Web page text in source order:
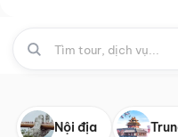
Nội địa